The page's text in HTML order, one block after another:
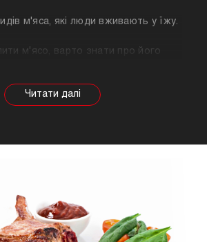
м'яса, які люди вживають у їжу.
м'ясо, варто знати про його
властивості продукту
так само як рекомендації
які сидять на дієті.